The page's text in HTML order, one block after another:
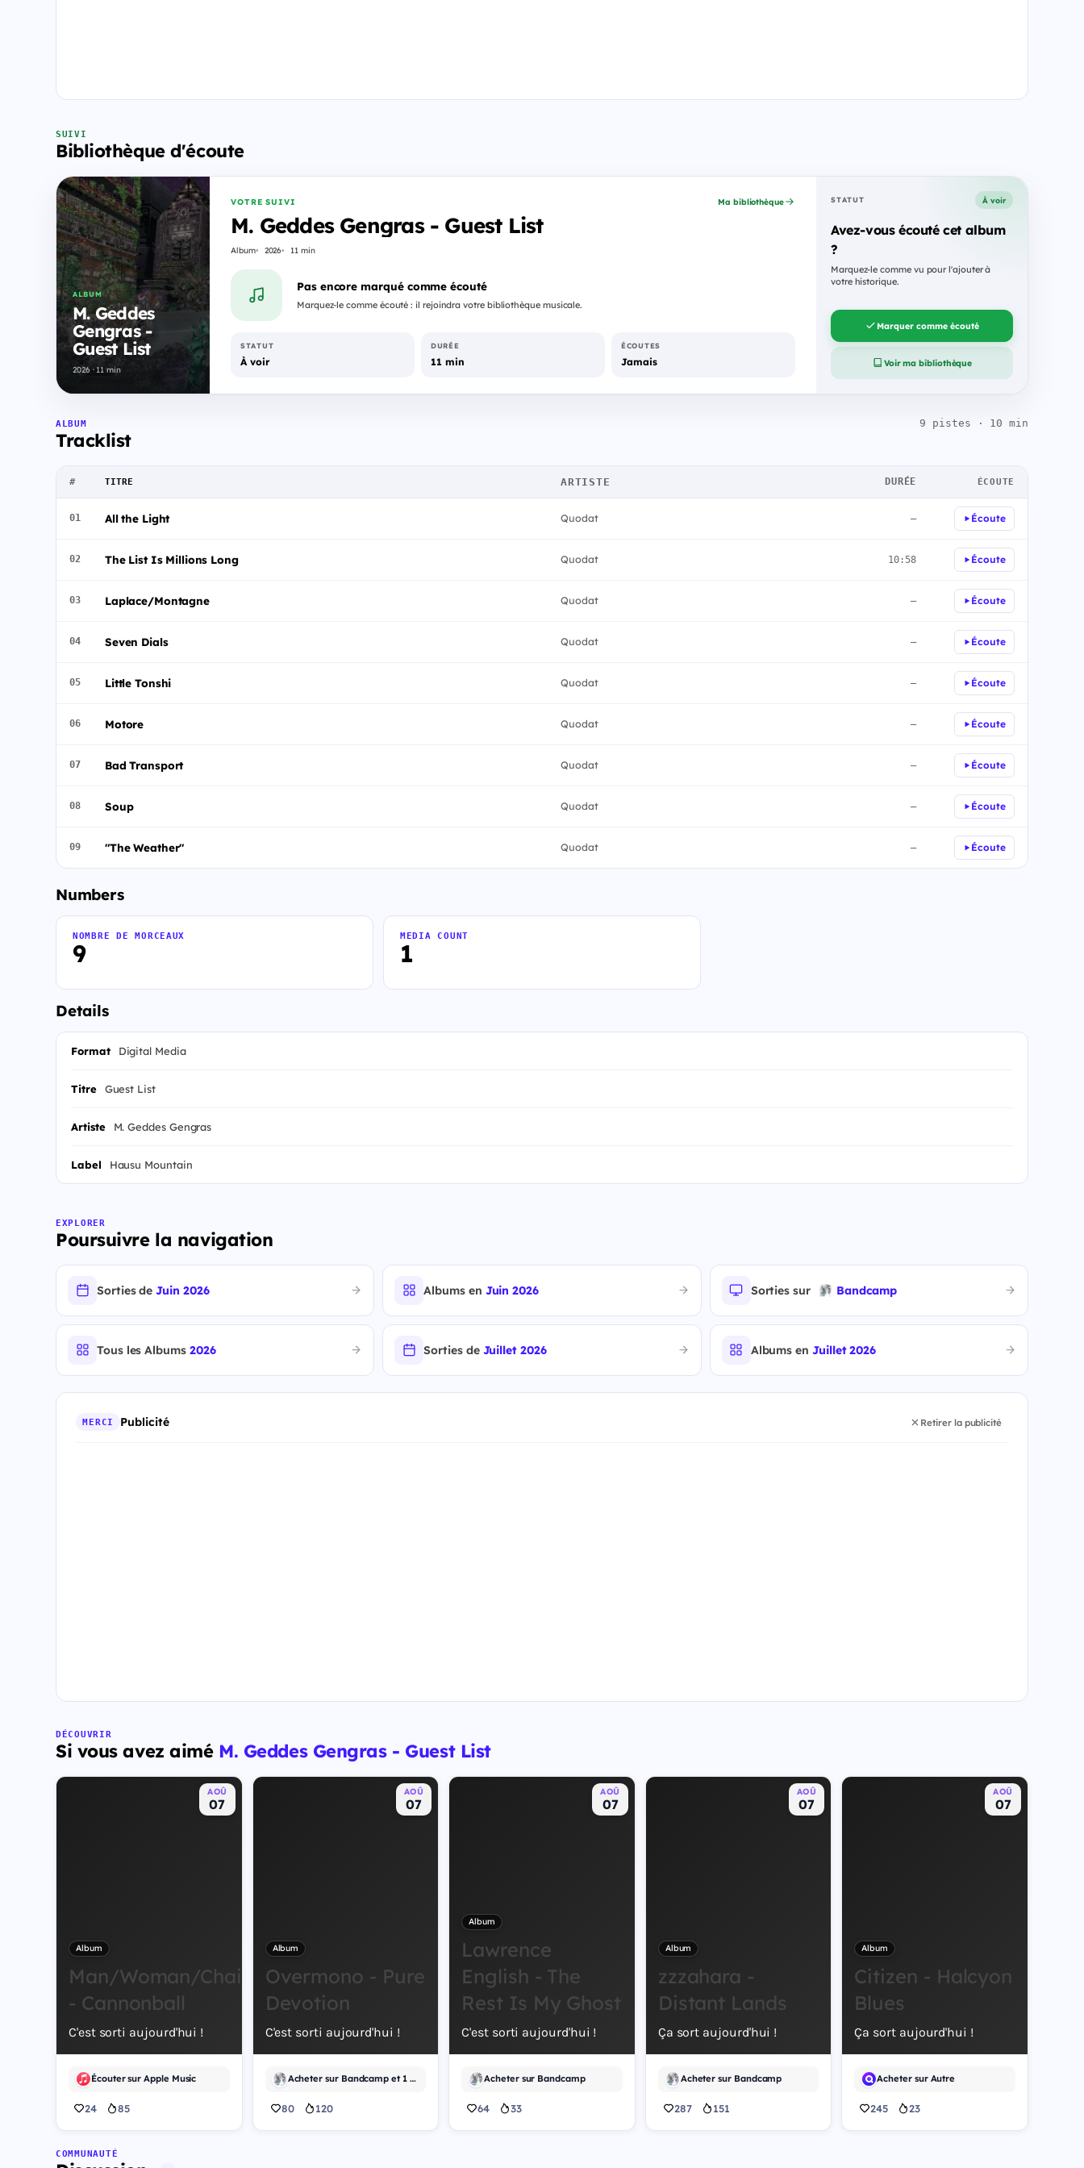
SUIVI
Bibliothèque d'écoute
ALBUM
M. Geddes
Gengras -
Guest List
2026 · 11 min
VOTRE SUIVI
M. Geddes Gengras - Guest List
Album 2026 11 min
Ma bibliothèque
Pas encore marqué comme écouté
Marquez-le comme écouté : il rejoindra votre bibliothèque musicale.
STATUT
À voir
DURÉE
11 min
ÉCOUTES
Jamais
STATUT À voir
Avez-vous écouté cet album
?
Marquez-le comme vu pour l'ajouter à
votre historique.
Marquer comme écouté
Voir ma bibliothèque
ALBUM
Tracklist
9 pistes · 10 min
# TITRE ARTISTE DURÉE ÉCOUTE
01 All the Light Quodat — Écoute
02 The List Is Millions Long Quodat 10:58 Écoute
03 Laplace/Montagne Quodat — Écoute
04 Seven Dials Quodat — Écoute
05 Little Tonshi Quodat — Écoute
06 Motore Quodat — Écoute
07 Bad Transport Quodat — Écoute
08 Soup Quodat — Écoute
09 "The Weather" Quodat — Écoute
Numbers
9
NOMBRE DE MORCEAUX
1
MEDIA COUNT
Details
Format Digital Media
Titre Guest List
Artiste M. Geddes Gengras
Label Hausu Mountain
EXPLORER
Poursuivre la navigation
Sorties deJuin 2026 Albums en Juin 2026 Sorties sur Bandcamp
Tous les Albums 2026 Sorties de Juillet 2026 Albums en Juillet 2026
MERCI Publicité Retirer la publicité
DÉCOUVRIR
Si vous avez aimé M. Geddes Gengras - Guest List
AOÛ
07
Album
Man/Woman/Chainsaw
- Cannonball
C'est sorti aujourd'hui !
Écouter sur Apple Music
24 85
AOÛ
07
Album
Overmono - Pure
Devotion
C'est sorti aujourd'hui !
Acheter sur Bandcamp et 1 autre
80 120
AOÛ
07
Album
Lawrence
English - The
Rest Is My Ghost
C'est sorti aujourd'hui !
Acheter sur Bandcamp
64 33
AOÛ
07
Album
zzzahara -
Distant Lands
Ça sort aujourd'hui !
Acheter sur Bandcamp
287 151
AOÛ
07
Album
Citizen - Halcyon
Blues
Ça sort aujourd'hui !
Acheter sur Autre
245 23
COMMUNAUTÉ